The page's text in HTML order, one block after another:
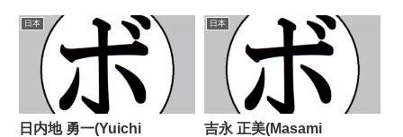
得タイトル】1993年度全日本ス
ーパーフェザー級新人王第34代
日本スーパーフ...
戦81勝(36KO)5敗13分【獲得タイ
トル】FABアルゼンチンライト級
王座南米ライト級王座【戦歴】
日本
日内地 勇一(Yuichi
日本
吉永 正美(Masami